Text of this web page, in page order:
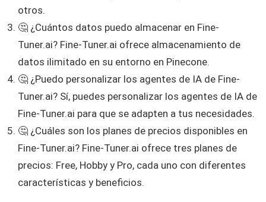
otros.
🤔 ¿Cuántos datos puedo almacenar en Fine-
Tuner.ai? Fine-Tuner.ai ofrece almacenamiento de
datos ilimitado en su entorno en Pinecone.
🤔 ¿Puedo personalizar los agentes de IA de Fine-
Tuner.ai? Sí, puedes personalizar los agentes de IA de
Fine-Tuner.ai para que se adapten a tus necesidades.
🤔 ¿Cuáles son los planes de precios disponibles en
Fine-Tuner.ai? Fine-Tuner.ai ofrece tres planes de
precios: Free, Hobby y Pro, cada uno con diferentes
características y beneficios.